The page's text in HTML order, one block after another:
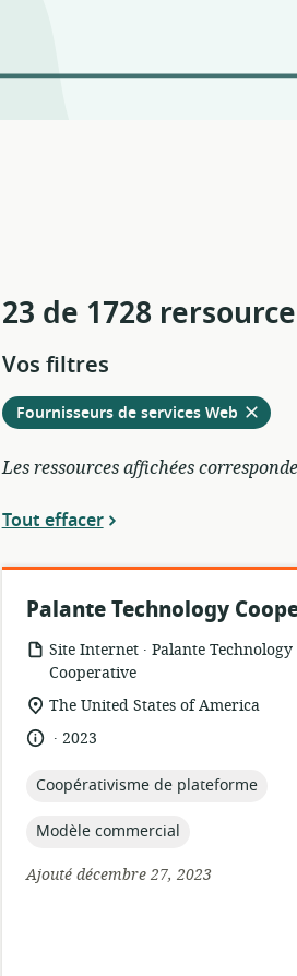
23 de 1728
Vos filtres
Retirer
Fournisseurs de services Webà
partir
filtres
Les ressources affichées
Tout effacer
Palante Technology
Format
de
ressource:
Site Internet .
éditeur:
Palante Technology
Cooperative
Lieu
de
pertinence:
The United States of America
langue:
.
date
publication:
2023
topic:
Coopérativisme de plateforme
topic:
Modèle commercial
Ajouté décembre 27, 2023